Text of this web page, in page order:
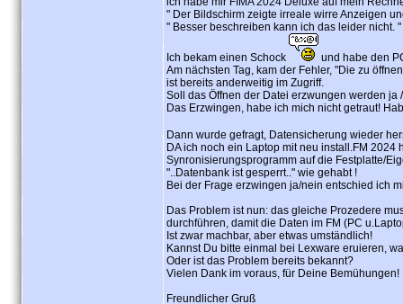
" Der Bildschirm zeigte irreale wirre Anzeigen
" Besser beschreiben kann ich das leider nicht. "
Ich bekam einen Schock
und habe den
Am nächsten Tag, kam der Fehler, "Die zu
ist bereits anderweitig im Zugriff.
Soll das Öffnen der Datei erzwungen werden ja
Das Erzwingen, habe ich mich nicht getraut!
Dann wurde gefragt, Datensicherung wieder
DA ich noch ein Laptop mit neu install.FM
Synronisierungsprogramm auf die Festplatte/
"..Datenbank ist gesperrt.." wie gehabt !
Bei der Frage erzwingen ja/nein entschied ich
Das Problem ist nun: das gleiche Prozedere
durchführen, damit die Daten im FM (PC
Ist zwar machbar, aber etwas umständlich!
Kannst Du bitte einmal bei Lexware eruieren,
Oder ist das Problem bereits bekannt?
Vielen Dank im voraus, für Deine Bemühungen!
Freundlicher Gruß